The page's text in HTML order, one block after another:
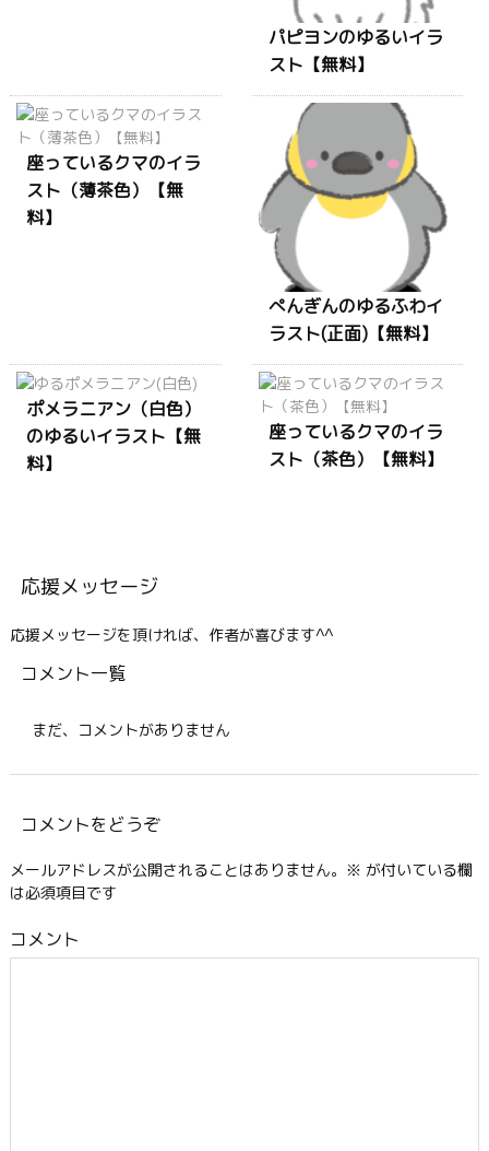
パピヨンのゆるいイラ
スト【無料】
座っているクマのイラ
スト（薄茶色）【無
料】
ぺんぎんのゆるふわイ
ラスト(正面)【無料】
ポメラニアン（白色）
のゆるいイラスト【無
料】
座っているクマのイラ
スト（茶色）【無料】
応援メッセージ
応援メッセージを頂ければ、作者が喜びます^^
コメント一覧
まだ、コメントがありません
コメントをどうぞ
メールアドレスが公開されることはありません。 ※ が付いている欄
は必須項目です
コメント